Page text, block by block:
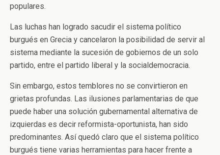
populares.
Las luchas han logrado sacudir el sistema político
burgués en Grecia y cancelaron la posibilidad de servir al
sistema mediante la sucesión de gobiernos de un solo
partido, entre el partido liberal y la socialdemocracia.
Sin embargo, estos temblores no se convirtieron en
grietas profundas. Las ilusiones parlamentarias de que
puede haber una solución gubernamental alternativa de
izquierdas es decir reformista-oportunista, han sido
predominantes. Así quedó claro que el sistema político
burgués tiene varias herramientas para hacer frente a